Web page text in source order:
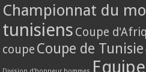
Championnat du
tunisiens Coupe
coupe Coupe de Tunisie